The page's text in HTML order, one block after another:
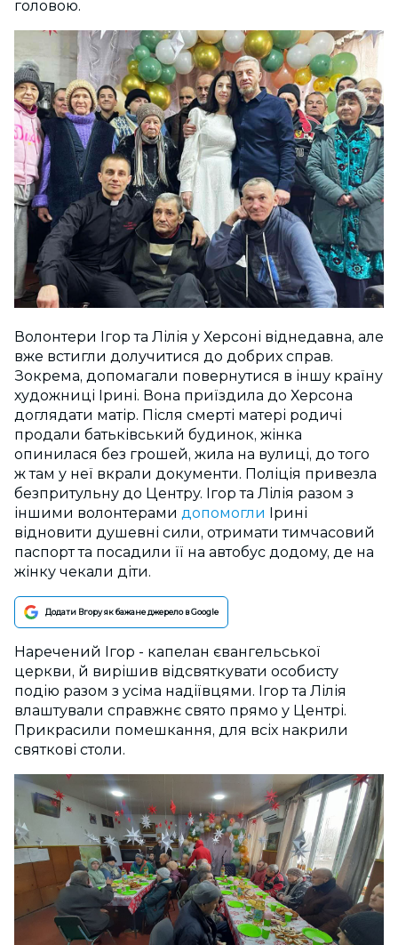
головою.
Волонтери Ігор та Лілія у Херсоні віднедавна, але
вже встигли долучитися до добрих справ.
Зокрема, допомагали повернутися в іншу країну
художниці Ірині. Вона приїздила до Херсона
доглядати матір. Після смерті матері родичі
продали батьківський будинок, жінка
опинилася без грошей, жила на вулиці, до того
ж там у неї вкрали документи. Поліція привезла
безпритульну до Центру. Ігор та Лілія разом з
іншими волонтерами допомогли
Ірині
відновити душевні сили, отримати тимчасовий
паспорт та посадили її на автобус додому, де на
жінку чекали діти.
Додати Вгору як бажане джерело в Google
Наречений Ігор - капелан євангельської
церкви, й вирішив відсвяткувати особисту
подію разом з усіма надіївцями. Ігор та Лілія
влаштували справжнє свято прямо у Центрі.
Прикрасили помешкання, для всіх накрили
святкові столи.